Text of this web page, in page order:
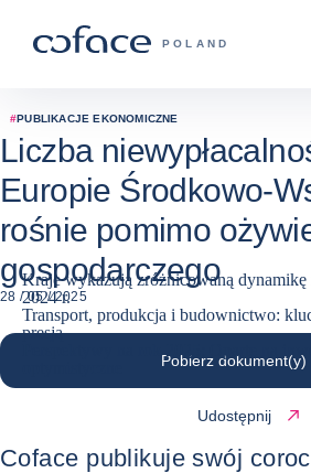
COFACE FOR
POLAND
Powrót do strony głównej
#PUBLIKACJE EKONOMICZNE
Liczba
Europie Środkowo-
rośnie pomimo
gospodarczego
28 / 05 / 2025
Kraje wykazują zróżnicowaną dynamikę
2024 r.
Transport, produkcja i budownictwo:
presją
Pobierz dokument(y)
Udostępnij
Coface publikuje swój